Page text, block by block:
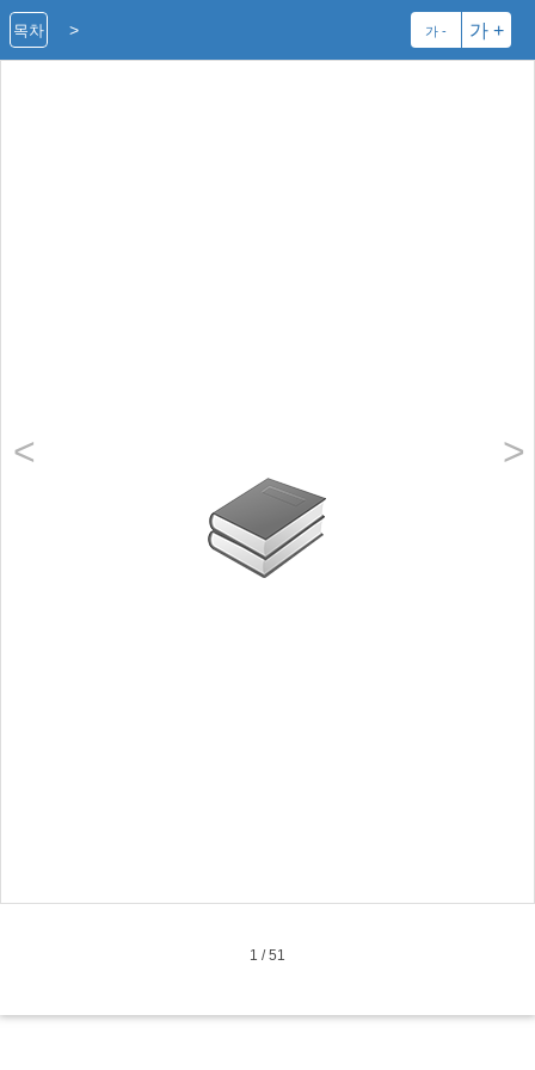
> 가 - 가 +
목차
< >
1 /51